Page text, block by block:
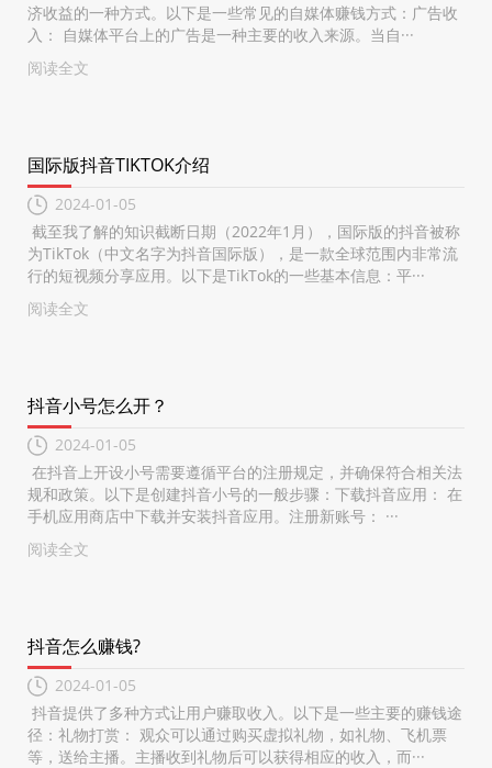
济收益的一种方式。以下是一些常见的自媒体赚钱方式：广告收
入： 自媒体平台上的广告是一种主要的收入来源。当自···
阅读全文
国际版抖音TIKTOK介绍
2024-01-05
截至我了解的知识截断日期（2022年1月），国际版的抖音被称
为TikTok（中文名字为抖音国际版），是一款全球范围内非常流
行的短视频分享应用。以下是TikTok的一些基本信息：平···
阅读全文
抖音小号怎么开？
2024-01-05
在抖音上开设小号需要遵循平台的注册规定，并确保符合相关法
规和政策。以下是创建抖音小号的一般步骤：下载抖音应用： 在
手机应用商店中下载并安装抖音应用。注册新账号： ···
阅读全文
抖音怎么赚钱?
2024-01-05
抖音提供了多种方式让用户赚取收入。以下是一些主要的赚钱途
径：礼物打赏： 观众可以通过购买虚拟礼物，如礼物、飞机票
等，送给主播。主播收到礼物后可以获得相应的收入，而···